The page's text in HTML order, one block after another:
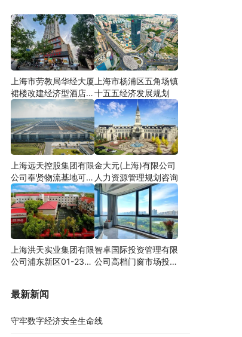
上海市劳教局华经大厦
裙楼改建经济型酒店可
研
上海市杨浦区五角场镇
十五五经济发展规划
上海远天控股集团有限
公司奉贤物流基地可行
性研究
金大元(上海)有限公司
人力资源管理规划咨询
上海洪天实业集团有限
公司浦东新区01-23地
智卓国际投资管理有限
公司高档门窗市场投资
最新新闻
守牢数字经济安全生命线